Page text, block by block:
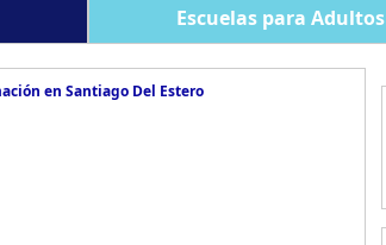
Escuelas para Adultos
en Santiago Del Estero